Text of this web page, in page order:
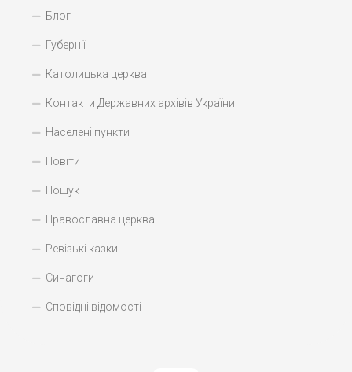
Блог
Губернії
Католицька церква
Контакти Державних архівів України
Населені пункти
Повіти
Пошук
Православна церква
Ревізькі казки
Синагоги
Сповідні відомості